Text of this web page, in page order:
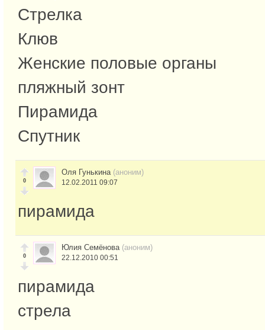
Стрелка
Клюв
Женские половые органы
пляжный зонт
Пирамида
Спутник
0
Оля Гунькина (аноним)
12.02.2011 09:07
пирамида
0
Юлия Семёнова (аноним)
22.12.2010 00:51
пирамида
стрела